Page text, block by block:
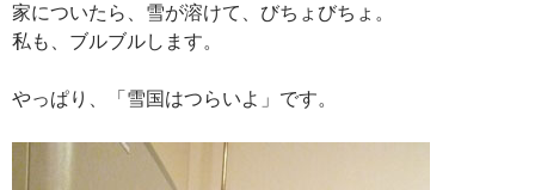
家についたら、雪が溶けて、びちょびちょ。
私も、ブルブルします。
やっぱり、「雪国はつらいよ」です。